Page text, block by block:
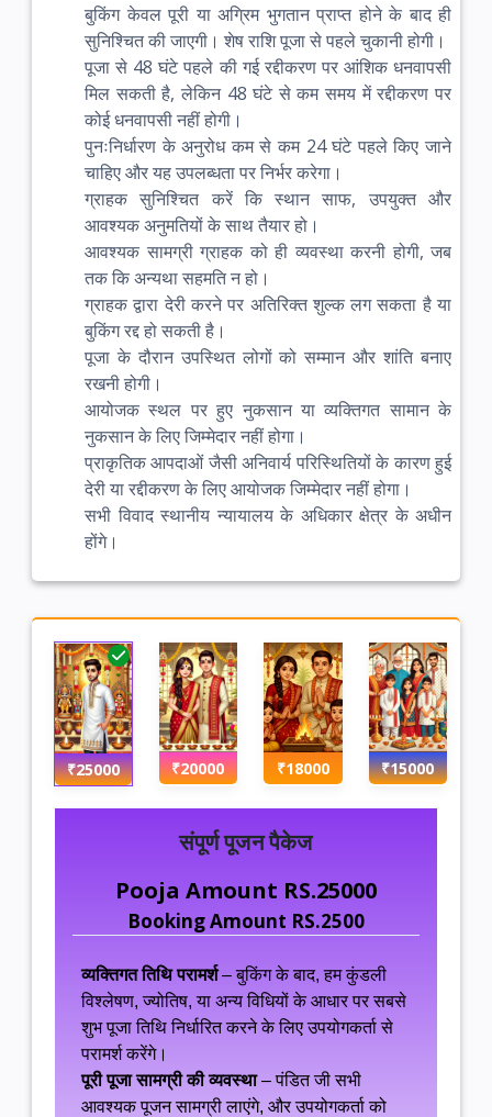
बुकिंग केवल पूरी या अग्रिम भुगतान प्राप्त होने के बाद ही
सुनिश्चित की जाएगी। शेष राशि पूजा से पहले चुकानी होगी।
पूजा से 48 घंटे पहले की गई रद्दीकरण पर आंशिक धनवापसी
मिल सकती है, लेकिन 48 घंटे से कम समय में रद्दीकरण पर
कोई धनवापसी नहीं होगी।
पुनःनिर्धारण के अनुरोध कम से कम 24 घंटे पहले किए जाने
चाहिए और यह उपलब्धता पर निर्भर करेगा।
ग्राहक सुनिश्चित करें कि स्थान साफ, उपयुक्त और
आवश्यक अनुमतियों के साथ तैयार हो।
आवश्यक सामग्री ग्राहक को ही व्यवस्था करनी होगी, जब
तक कि अन्यथा सहमति न हो।
ग्राहक द्वारा देरी करने पर अतिरिक्त शुल्क लग सकता है या
बुकिंग रद्द हो सकती है।
पूजा के दौरान उपस्थित लोगों को सम्मान और शांति बनाए
रखनी होगी।
आयोजक स्थल पर हुए नुकसान या व्यक्तिगत सामान के
नुकसान के लिए जिम्मेदार नहीं होगा।
प्राकृतिक आपदाओं जैसी अनिवार्य परिस्थितियों के कारण हुई
देरी या रद्दीकरण के लिए आयोजक जिम्मेदार नहीं होगा।
सभी विवाद स्थानीय न्यायालय के अधिकार क्षेत्र के अधीन
होंगे।
₹25000 ₹20000 ₹18000 ₹15000
संपूर्ण पूजन पैकेज
Pooja Amount RS.25000
Booking Amount RS.2500
व्यक्तिगत तिथि परामर्श– बुकिंग के बाद, हम कुंडली
विश्लेषण, ज्योतिष, या अन्य विधियों के आधार पर सबसे
शुभ पूजा तिथि निर्धारित करने के लिए उपयोगकर्ता से
परामर्श करेंगे।
पूरी पूजा सामग्री की व्यवस्था– पंडित जी सभी
आवश्यक पूजन सामग्री लाएंगे, और उपयोगकर्ता को